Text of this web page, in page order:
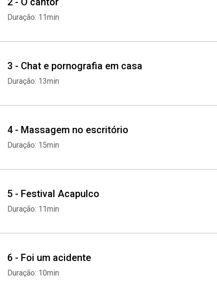
Duração: 11min
3 - Chat e pornografia em casa
Duração: 13min
4 - Massagem no escritório
Duração: 15min
5 - Festival Acapulco
Duração: 11min
6 - Foi um acidente
Duração: 10min